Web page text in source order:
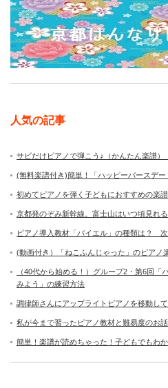
人気の記事
サビだけピアノで弾こう♪（かんたん楽譜
(無料楽譜付き)簡単！「ハッピーバースデ
初めてピアノを弾く子どもにおすすめの楽譜
京都発のぞみ新幹線。富士山はいつ頃見れる
ピアノ導入教材「バイエル」の種類は？
(動画付き）「ねこふんじゃった」のピアノ
（40代から始める！）グループ2・第6回
みよう」の練習方法
調律師さんにアップライトピアノを移動して
私が今まで習ったピアノ教材と難易度のお
簡単！楽譜が読めちゃった！子どもでもわ